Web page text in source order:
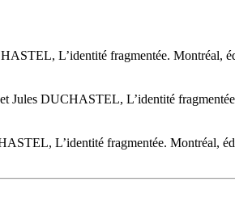
L’identité fragmentée. Montréal,
DUCHASTEL, L’identité
L’identité fragmentée. Montréal,